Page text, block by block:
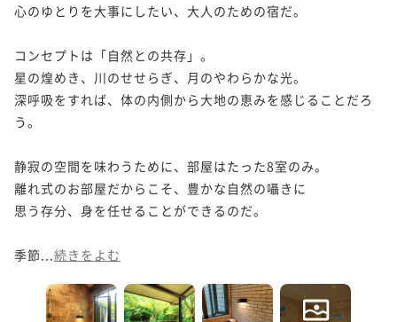
心のゆとりを大事にしたい、大人のための宿だ。
コンセプトは「自然との共存」。
星の煌めき、川のせせらぎ、月のやわらかな光。
深呼吸をすれば、体の内側から大地の恵みを感じることだろ
う。
静寂の空間を味わうために、部屋はたった8室のみ。
離れ式のお部屋だからこそ、豊かな自然の囁きに
思う存分、身を任せることができるのだ。
季節... 続きをよむ